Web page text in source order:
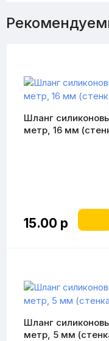
Шланг
метр, 16 мм
15.00 р
Шланг
метр, 5 мм